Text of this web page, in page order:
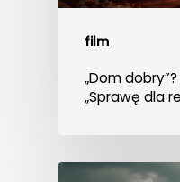
film
„Dom
„Sprawę dla